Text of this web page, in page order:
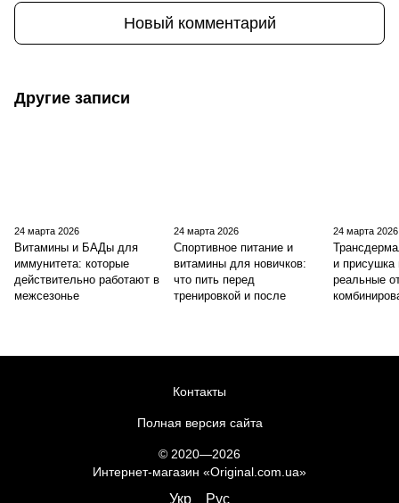
Новый комментарий
Другие записи
24 марта 2026
Витамины и БАДы для
иммунитета: которые
действительно работают в
межсезонье
24 марта 2026
Спортивное питание и
витамины для новичков:
что пить перед
тренировкой и после
24 марта 2026
и присушка
реальные
Контакты
Полная версия сайта
© 2020—2026
Интернет-магазин «Original.com.ua»
Укр Рус